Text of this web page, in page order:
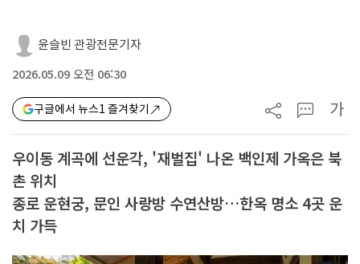
윤슬빈 관광전문기자
2026.05.09 오전 06:30
구글에서 뉴스1 즐겨찾기 가
우이동 계곡에 선운각, '재벌집' 나온 백인제 가옥은 북
촌 위치
종로 운현궁, 문인 사랑방 수연산방…한옥 명소 4곳 운
치 가득